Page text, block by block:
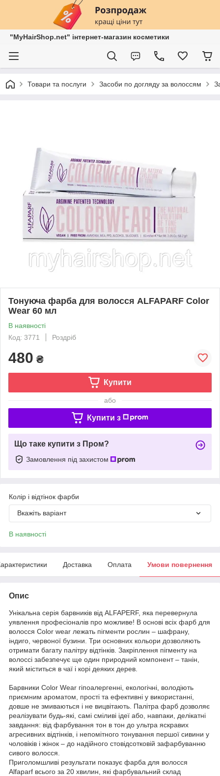
"MyHairShop.net" інтернет-магазин косметики
Товари та послуги Засоби по догляду за волоссям
Тонуюча фарба для волосся ALFAPARF Color
Wear 60 мл
В наявності
Код: 3771
Роздріб
480 ₴
Купити
або
Купити з
Що таке купити з Пром?
Замовлення під захистом
Колір і відтінок фарби
Вкажіть варіант
В наявності
Доставка Оплата Умови повернення
Опис
Унікальна серія барвників від ALFAPERF, яка перевернула
уявлення професіоналів про можливе! В основі всіх фарб для
волосся Color wear лежать пігменти рослин – шафрану,
індиго, червоної бузини. Три основних кольори дозволяють
отримати багату палітру відтінків. Закріплення пігменту на
волоссі забезпечує ще один природний компонент – танін,
який міститься в чаї і корі деяких дерев.
Барвники Color Wear гіпоалергенні, екологічні, володіють
приємним ароматом, прості та ефективні у використанні,
довше не змиваються і не вицвітають. Палітра фарб дозволяє
реалізувати будь-які, самі сміливі ідеї або, навпаки, делікатні
завдання: від фарбування тон в тон до ультра яскравих
агресивних відтінків, і непомітного тонування першої сивини у
чоловіків і жінок – до надійного стовідсотковій зафарбуванню
сивого волосся.
Приголомшливі результати показує фарба для волосся
Alfaparf всього за 20 хвилин, які фарбувальний склад